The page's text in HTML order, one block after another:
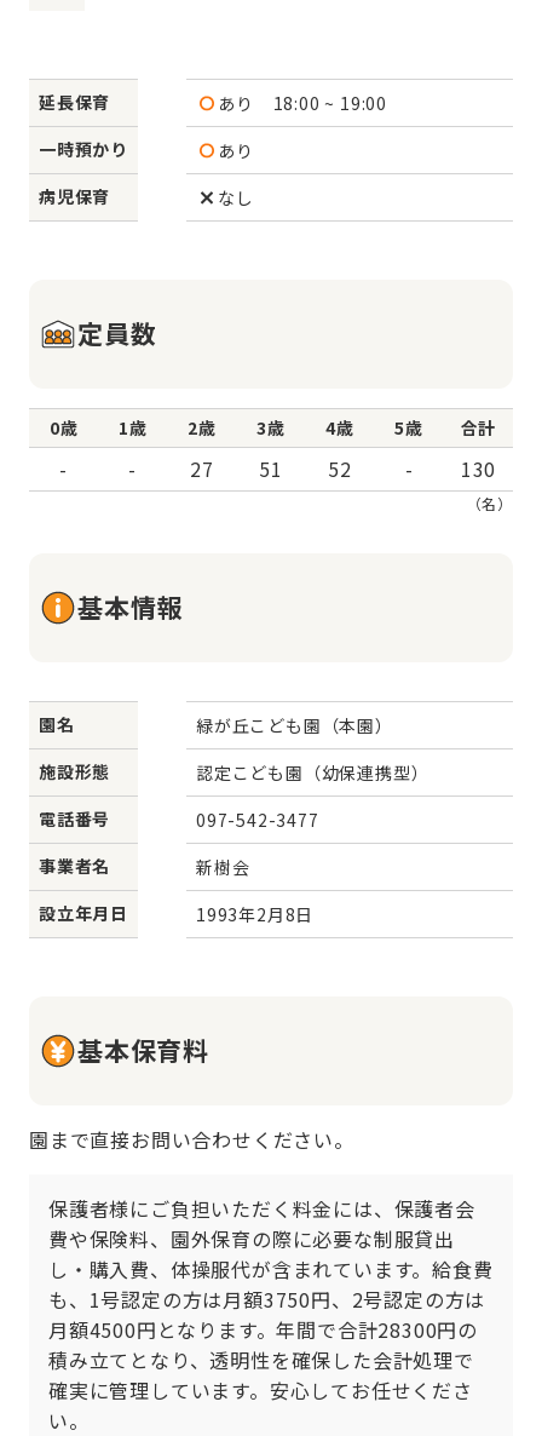
延長保育 あり
18:00 ~ 19:00
一時預かり
あり
病児保育
なし
定員数
0歳 1歳 2歳 3歳 4歳 5歳 合計
- - 27 51 52 - 130
（名）
基本情報
園名
緑が丘こども園（本園）
施設形態
認定こども園（幼保連携型）
電話番号
097-542-3477
事業者名
新樹会
設立年月日
1993年2月8日
基本保育料
園まで直接お問い合わせください。
保護者様にご負担いただく料金には、保護者会
費や保険料、園外保育の際に必要な制服貸出
し・購入費、体操服代が含まれています。給食費
も、1号認定の方は月額3750円、2号認定の方は
月額4500円となります。年間で合計28300円の
積み立てとなり、透明性を確保した会計処理で
確実に管理しています。安心してお任せくださ
い。